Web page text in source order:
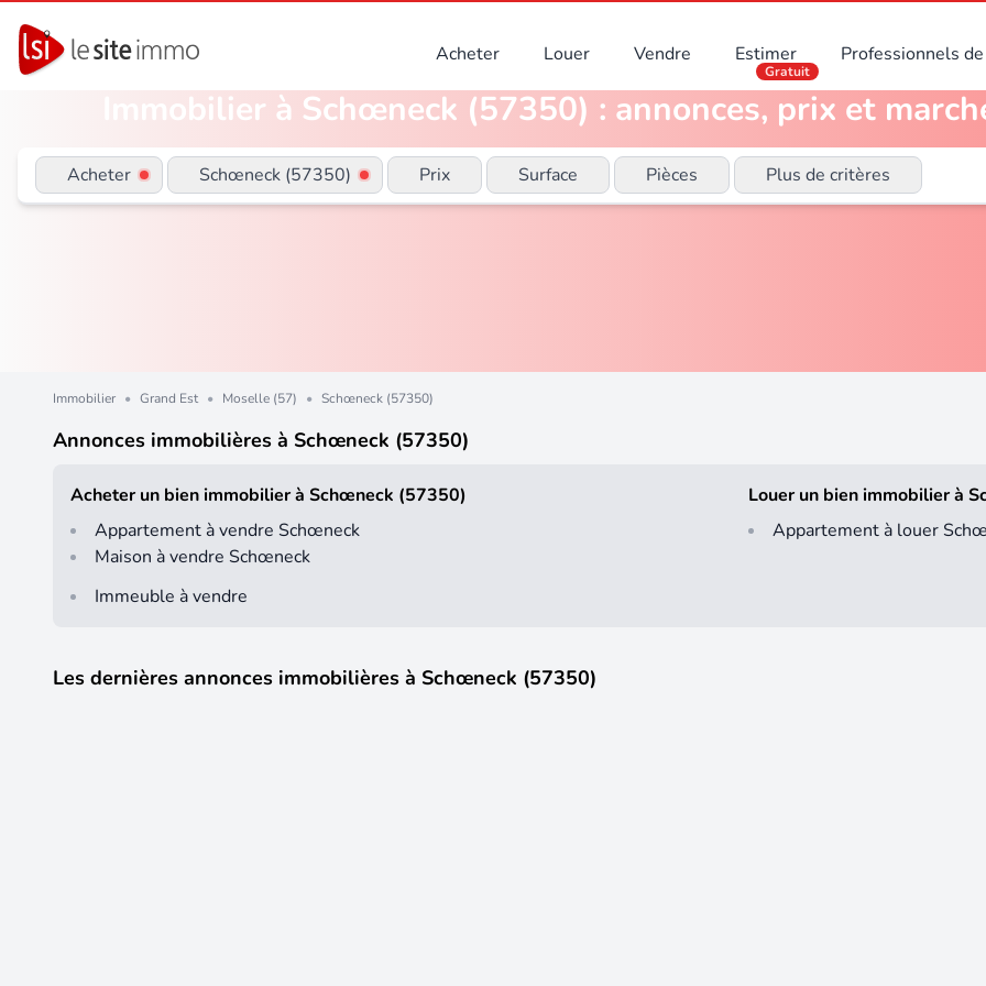
Acheter Louer Vendre Estimer
Gratuit
Professionnels
Immobilier à Schœneck (57350) : annonces, prix et
Acheter Schœneck (57350) Prix Surface Pièces Plus de critères
Immobilier • Grand Est • Moselle (57) • Schœneck (57350)
Annonces immobilières à Schœneck (57350)
Acheter un bien immobilier à Schœneck (57350)
Appartement à vendre Schœneck
Maison à vendre Schœneck
Immeuble à vendre
Louer un bien immobilier à
Appartement à louer
Les dernières annonces immobilières à Schœneck (57350)